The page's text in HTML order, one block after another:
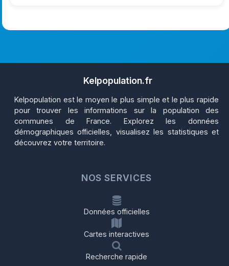
Kelpopulation.fr
Kelpopulation est le moyen le plus simple et le plus rapide
pour trouver les informations sur la population des
communes de France. Explorez les données
démographiques officielles, visualisez les statistiques et
découvrez votre territoire.
NOS SERVICES
Données officielles
Cartes interactives
Recherche rapide